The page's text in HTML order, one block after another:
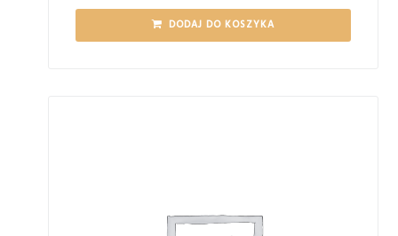
DODAJ DO KOSZYKA